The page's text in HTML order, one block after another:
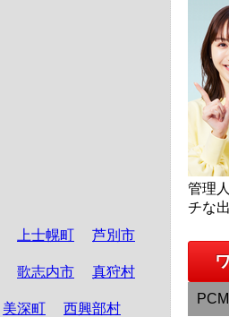
上士幌町 芦別市
歌志内市 真狩村
美深町 西興部村
管理
チな